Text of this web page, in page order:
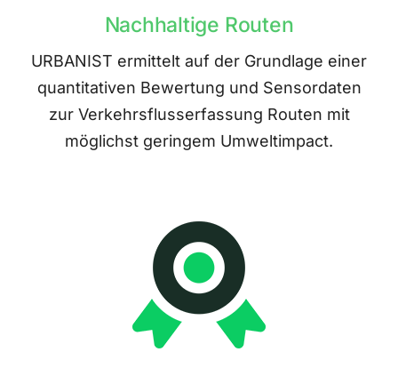
Nachhaltige Routen
URBANIST ermittelt auf der Grundlage einer
quantitativen Bewertung und Sensordaten
zur Verkehrsflusserfassung Routen mit
möglichst geringem Umweltimpact.